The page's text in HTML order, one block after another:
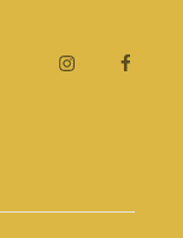
Instagram